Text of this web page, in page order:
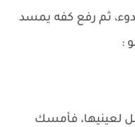
ثم رفع كفه يمسد
:
لعينيها، فأمسك